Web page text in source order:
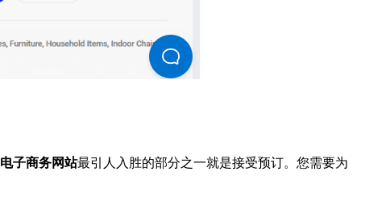
电子商务网站最引人入胜的部分之一就是接受预订。您需要为